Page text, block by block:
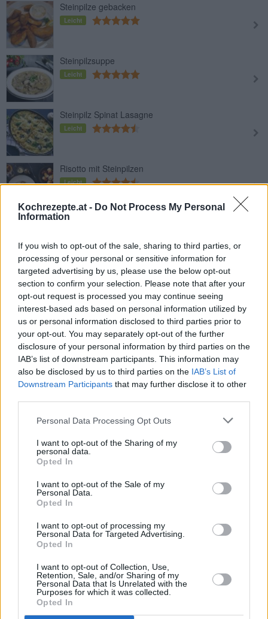
Kochrezepte.at - Do Not Process My Personal
Information
If you wish to opt-out of the sale, sharing to third parties, or
processing of your personal or sensitive information for
targeted advertising by us, please use the below opt-out
section to confirm your selection. Please note that after your
opt-out request is processed you may continue seeing
interest-based ads based on personal information utilized by
us or personal information disclosed to third parties prior to
your opt-out. You may separately opt-out of the further
disclosure of your personal information by third parties on the
IAB’s list of downstream participants. This information may
also be disclosed by us to third parties on the IAB’s List of
Downstream Participants that may further disclose it to other
Personal Data Processing Opt Outs
I want to opt-out of the Sharing of my
personal data.
Opted In
I want to opt-out of the Sale of my
Personal Data.
Opted In
I want to opt-out of processing my
Personal Data for Targeted Advertising.
Opted In
I want to opt-out of Collection, Use,
Retention, Sale, and/or Sharing of my
Personal Data that Is Unrelated with the
Purposes for which it was collected.
Opted In
Steinpilze gebacken
Leicht
Steinpilzsuppe
Leicht
Steinpilz Spinat Lasagne
Leicht
Risotto mit Steinpilzen
Leicht
Pilze richtig einlegen
Gebackene Steinpilze
Rindersteak mit Pilze
Leicht
Pilzstrudel
Steinpilze im Basilikumöl
Leicht
Kartoffeltaschen mit Pilzfüllung
Leicht
Kulajda - Böhmische Pilzsuppe
Steinpilz Risotto mit getrockneten
Pilzen